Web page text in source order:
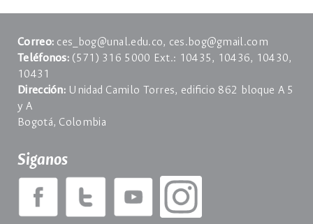
Correo: ces_bog@unal.edu.co, ces.bog@gmail.com
Teléfonos: (571) 316 5000 Ext.: 10435, 10436, 10430,
10431
Dirección: Unidad Camilo Torres, ediﬁcio 862 bloque A 5
y A
Bogotá, Colombia
Siganos